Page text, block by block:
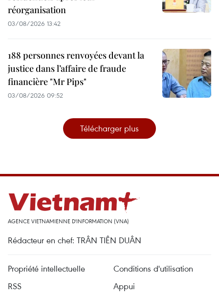
réorganisation
03/08/2026 13:42
188 personnes renvoyées devant la
justice dans l’affaire de fraude
financière "Mr Pips"
03/08/2026 09:52
Télécharger plus
AGENCE VIETNAMIENNE D'INFORMATION (VNA)
Rédacteur en chef: TRÂN TIÊN DUÂN
Propriété intellectuelle
Conditions d'utilisation
RSS
Appui